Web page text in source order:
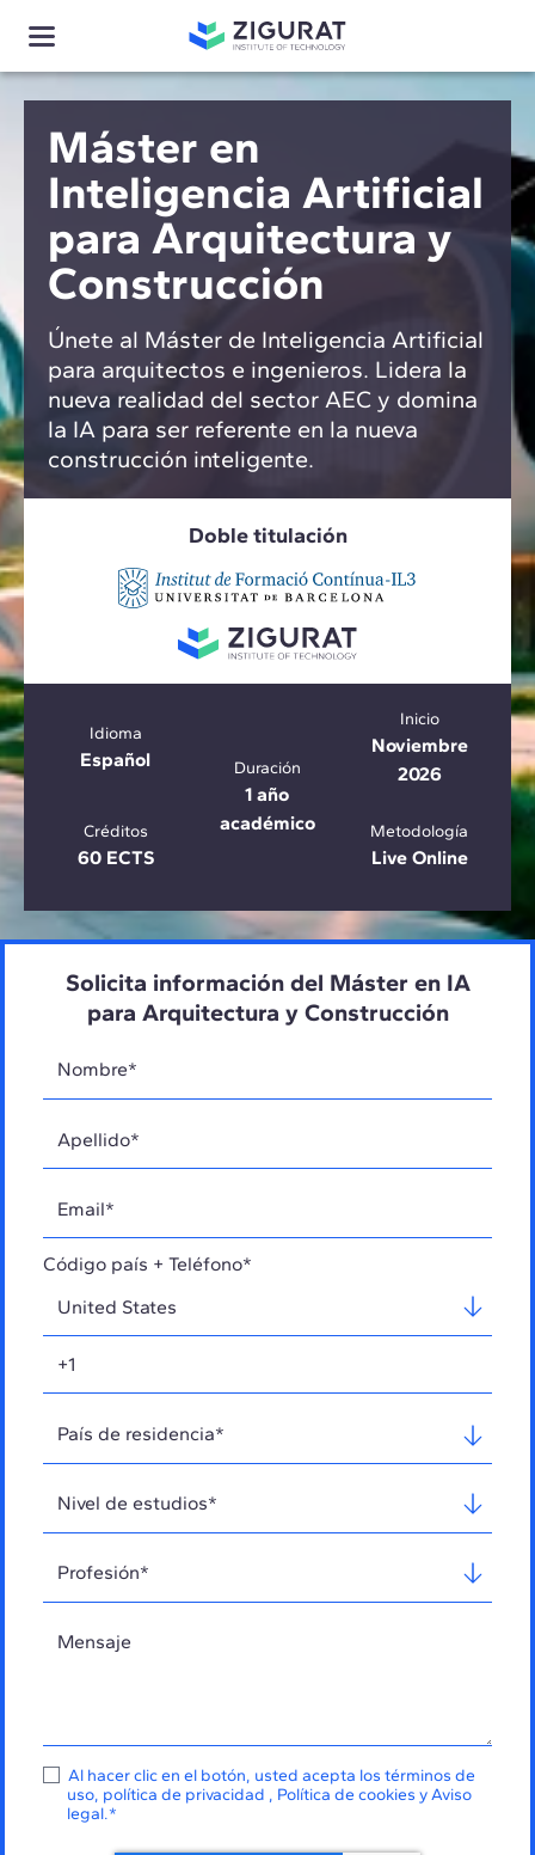
Máster en
Inteligencia Artificial
para Arquitectura y
Construcción
Únete al Máster de Inteligencia Artificial
para arquitectos e ingenieros. Lidera la
nueva realidad del sector AEC y domina
la IA para ser referente en la nueva
construcción inteligente.
Doble titulación
Idioma
Español Duración
1 año
académico
Inicio
Noviembre
2026
Créditos
60 ECTS
Metodología
Live Online
Solicita información del Máster en IA
para Arquitectura y Construcción
Código país + Teléfono*
Al hacer clic en el botón, usted acepta los términos de
uso, política de privacidad , Política de cookies yAviso
legal.*